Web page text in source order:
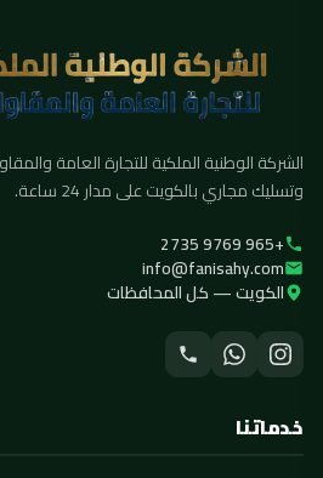
الشركة الوطنية الملكية للتجارة العامة
وتسليك مجاري بالكويت على مدار 24 ساعة.
+965 9769 2735
info@fanisahy.com
الكويت — كل المحافظات
خدماتنا